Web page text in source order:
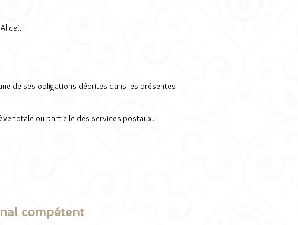
de ses obligations décrites dans les présentes
totale ou partielle des services postaux.
compétent